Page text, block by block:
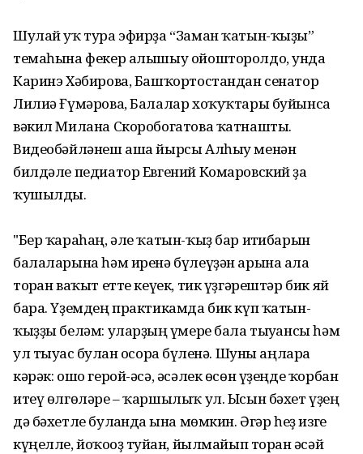
Шулай уҡ тура эфирҙа “Заман ҡатын-ҡыҙы”
темаһына фекер алышыу ойошторолдо, унда
Каринэ Хәбирова, Башҡортостандан сенатор
Лилиә Ғүмәрова, Балалар хоҡуҡтары буйынса
вәкил Милана Скоробогатова ҡатнашты.
Видеобәйләнеш аша йырсы Алһыу менән
билдәле педиатор Евгений Комаровский ҙа
ҡушылды.
"Бер ҡараһаң, әле ҡатын-ҡыҙ бар иғтибарын
балаларына һәм иренә бүлеүҙән арына ала
торған ваҡыт етте кеүек, тик үҙгәрештәр бик яй
бара. Үҙемдең практикамда бик күп ҡатын-
ҡыҙҙы беләм: уларҙың ғүмере бала тыуғансы һәм
ул тыуғас булған осорға бүленә. Шуны аңларға
кәрәк: ошо герой-әсә, әсәлек өсөн үҙеңде ҡорбан
итеү өлгөләре – ҡаршылыҡ ул. Ысын бәхет үҙең
дә бәхетле булғанда ғына мөмкин. Әгәр һеҙ изге
күңелле, йоҡоғоҙ туйған, йылмайып торған әсәй